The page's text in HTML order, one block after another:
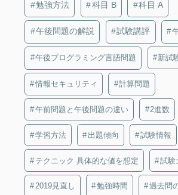
勉強方法 科目 B 科目 A
午後問題の解説 試験講評
午後プログラミング言語問題 新試
情報セキュリティ 計算問題
午前問題と午後問題の違い 2進数
学習方法 出題傾向 試験情報
テクニック 具体的な値を想定 試験
2019見直し 勉強時間 過去問